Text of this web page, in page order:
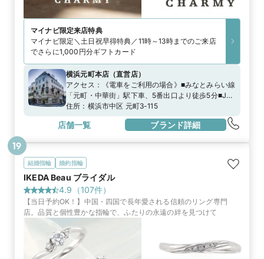
マイナビ限定来店特典
マイナビ限定＼土日祝早得特典／11時～13時までのご来店
でさらに1,000円分ギフトカード
横浜元町本店 （直営店）
アクセス：
《電車をご利用の場合》■みなとみらい線
「元町・中華街」駅下車、5番出口より徒歩5分■JR
京浜東北線「石川町（元町・中華街）」駅下車、元
町口（南口）より徒歩8分《お車をご利用の場合》お
車でお越しの際は、元町SS会発行の駐車券をご利用
https://www.motomachi.or.jp/access/
住所： 横浜市中区 元町3-115
店舗一覧 ブランド詳細
結婚指輪 婚約指輪
IKEDA Beau ブライダル
4.9 （107件）
【当日予約OK！】中国・四国で長年愛される信頼のリング専門
店。品質と個性豊かな指輪で、ふたりの永遠の絆を見つけて
19